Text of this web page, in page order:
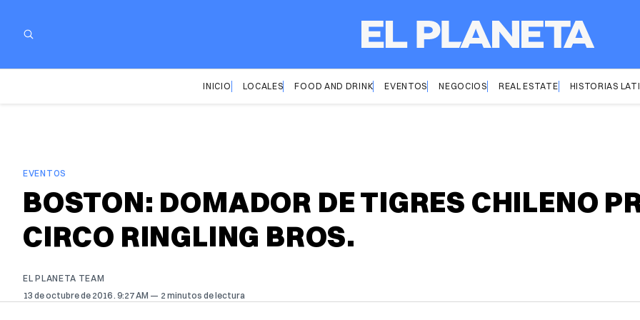
INICIO LOCALES FOOD AND DRINK EVENTOS NEGOCIOS REAL ESTATE HISTORIAS
EVENTOS
BOSTON: DOMADOR DE TIGRES CHILENO
CIRCO RINGLING BROS.
EL PLANETA TEAM
13 de octubre de 2016 . 9:27 AM 2 minutos de lectura